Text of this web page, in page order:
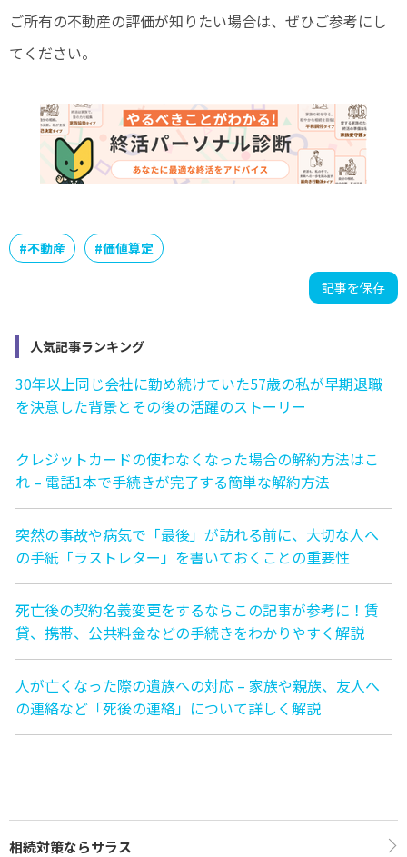
ご所有の不動産の評価が知りたい場合は、ぜひご参考にし
てください。
#不動産 #価値算定
記事を保存
人気記事ランキング
30年以上同じ会社に勤め続けていた57歳の私が早期退職
を決意した背景とその後の活躍のストーリー
クレジットカードの使わなくなった場合の解約方法はこ
れ – 電話1本で手続きが完了する簡単な解約方法
突然の事故や病気で「最後」が訪れる前に、大切な人へ
の手紙「ラストレター」を書いておくことの重要性
死亡後の契約名義変更をするならこの記事が参考に！賃
貸、携帯、公共料金などの手続きをわかりやすく解説
人が亡くなった際の遺族への対応 – 家族や親族、友人へ
の連絡など「死後の連絡」について詳しく解説
相続対策ならサラス